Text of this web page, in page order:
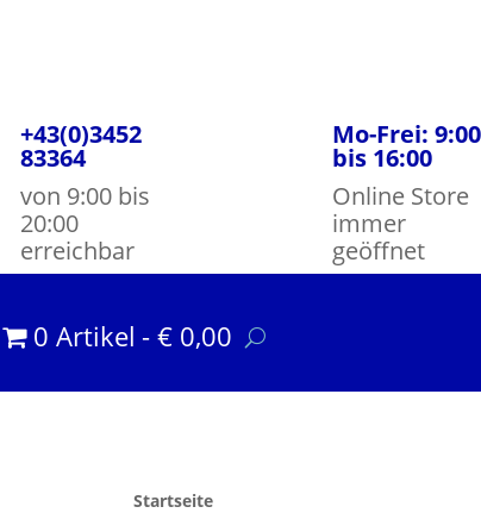
+43(0)3452
83364
von 9:00 bis
20:00
erreichbar
Mo-Frei: 9:00
bis 16:00
Online Store
immer
geöffnet
0 Artikel € 0,00
Startseite